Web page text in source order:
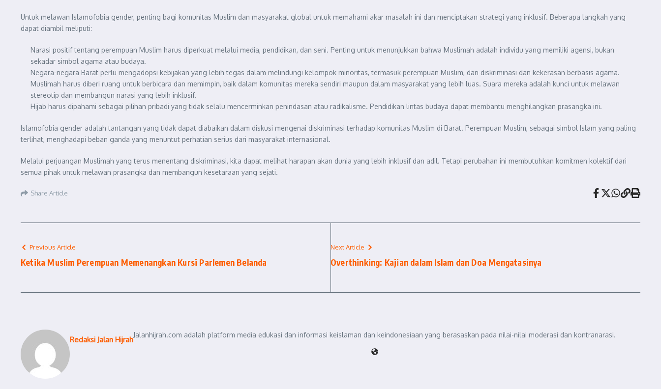
Untuk melawan Islamofobia gender, penting bagi komunitas Muslim dan masyarakat global untuk memahami akar masalah ini dan menciptakan strategi yang inklusif. Beberapa langkah yang
dapat diambil meliputi:
Narasi positif tentang perempuan Muslim harus diperkuat melalui media, pendidikan, dan seni. Penting untuk menunjukkan bahwa Muslimah adalah individu yang memiliki agensi, bukan
sekadar simbol agama atau budaya.
Negara-negara Barat perlu mengadopsi kebijakan yang lebih tegas dalam melindungi kelompok minoritas, termasuk perempuan Muslim, dari diskriminasi dan kekerasan berbasis agama.
Muslimah harus diberi ruang untuk berbicara dan memimpin, baik dalam komunitas mereka sendiri maupun dalam masyarakat yang lebih luas. Suara mereka adalah kunci untuk melawan
stereotip dan membangun narasi yang lebih inklusif.
Hijab harus dipahami sebagai pilihan pribadi yang tidak selalu mencerminkan penindasan atau radikalisme. Pendidikan lintas budaya dapat membantu menghilangkan prasangka ini.
Islamofobia gender adalah tantangan yang tidak dapat diabaikan dalam diskusi mengenai diskriminasi terhadap komunitas Muslim di Barat. Perempuan Muslim, sebagai simbol Islam yang paling
terlihat, menghadapi beban ganda yang menuntut perhatian serius dari masyarakat internasional.
Melalui perjuangan Muslimah yang terus menentang diskriminasi, kita dapat melihat harapan akan dunia yang lebih inklusif dan adil. Tetapi perubahan ini membutuhkan komitmen kolektif dari
semua pihak untuk melawan prasangka dan membangun kesetaraan yang sejati.
Share Article
Previous Article
Ketika Muslim Perempuan Memenangkan Kursi Parlemen Belanda
Next Article
Overthinking: Kajian dalam Islam dan Doa Mengatasinya
Redaksi Jalan Hijrah
Jalanhijrah.com adalah platform media edukasi dan informasi keislaman dan keindonesiaan yang berasaskan pada nilai-nilai moderasi dan kontranarasi.